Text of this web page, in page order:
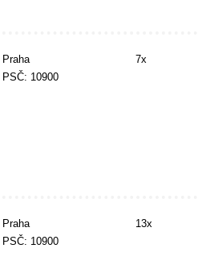
Praha
PSČ: 10900
7x
Praha
PSČ: 10900
13x